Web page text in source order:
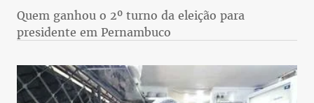
Quem ganhou o 2º turno da eleição para
presidente em Pernambuco